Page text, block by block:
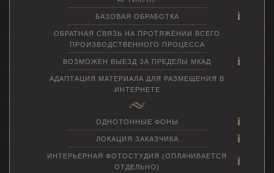
БАЗОВАЯ ОБРАБОТКА
ОБРАТНАЯ СВЯЗЬ НА ПРОТЯЖЕНИИ ВСЕГО
ПРОИЗВОДСТВЕННОГО ПРОЦЕССА
ВОЗМОЖЕН ВЫЕЗД ЗА ПРЕДЕЛЫ МКАД
АДАПТАЦИЯ МАТЕРИАЛА ДЛЯ РАЗМЕЩЕНИЯ В
ИНТЕРНЕТЕ
ОДНОТОННЫЕ ФОНЫ
ЛОКАЦИЯ ЗАКАЗЧИКА
ИНТЕРЬЕРНАЯ ФОТОСТУДИЯ (ОПЛАЧИВАЕТСЯ
ОТДЕЛЬНО)